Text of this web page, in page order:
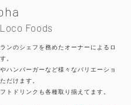
Foods
ンのシェフを務めたオーナーによるロ
。
ハンバーガーなど様々なバリエーショ
だけます。
トドリンクも各種取り揃えてます。